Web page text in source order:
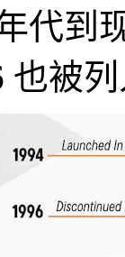
代到
也被